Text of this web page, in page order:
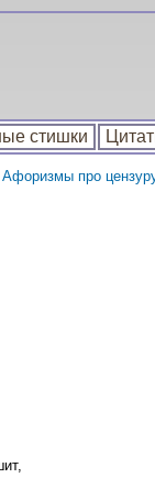
стишки
Афоризмы про